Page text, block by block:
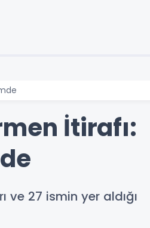
İtirafı:
ve 27 ismin yer aldığı